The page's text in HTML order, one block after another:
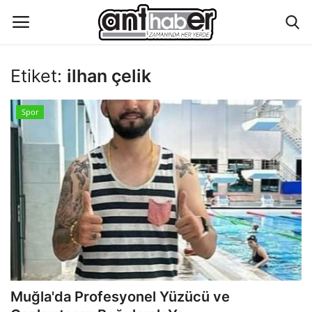
Eğitim
Aktüel Magazin
Hakkımızda
İletişim
Asayiş
Çevre
Etiket: ilhan çelik
Spor
Muğla'da Profesyonel Yüzücü ve